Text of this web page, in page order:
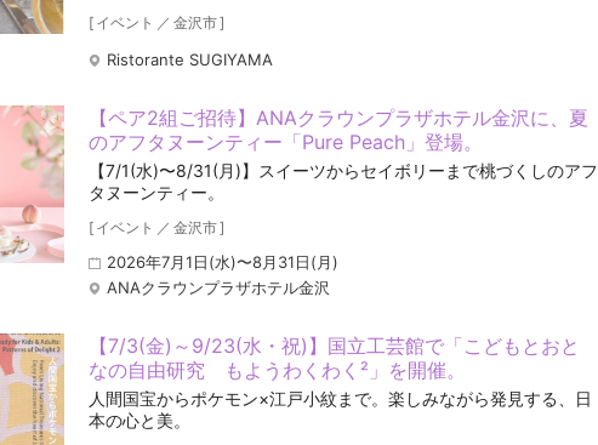
[ イベント ／ 金沢市]
Ristorante SUGIYAMA
【ペア2組ご招待】ANAクラウンプラザホテル金沢に、夏
のアフタヌーンティー「Pure Peach」登場。
【7/1(水)〜8/31(月)】スイーツからセイボリーまで桃づくしのアフ
タヌーンティー。
[ イベント ／ 金沢市]
2026年7月1日(水)〜8月31日(月)
ANAクラウンプラザホテル金沢
【7/3(金)～9/23(水・祝)】国立工芸館で「こどもとおと
なの自由研究 もようわくわく²」を開催。
人間国宝からポケモン×江戸小紋まで。楽しみながら発見する、日
本の心と美。